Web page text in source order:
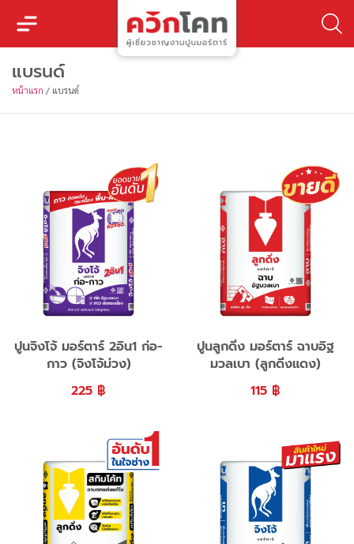
แบรนด์
หน้าแรก / แบรนด์
ปูนจิงโจ้ มอร์ตาร์ 2อิน1 ก่อ-
กาว (จิงโจ้ม่วง)
225 ฿
ปูนลูกดิ่ง มอร์ตาร์ ฉาบอิฐ
มวลเบา (ลูกดิ่งแดง)
115 ฿